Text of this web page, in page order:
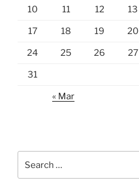
10 11 12 13
17 18 19 20
24 25 26 27
31
« Mar
for: